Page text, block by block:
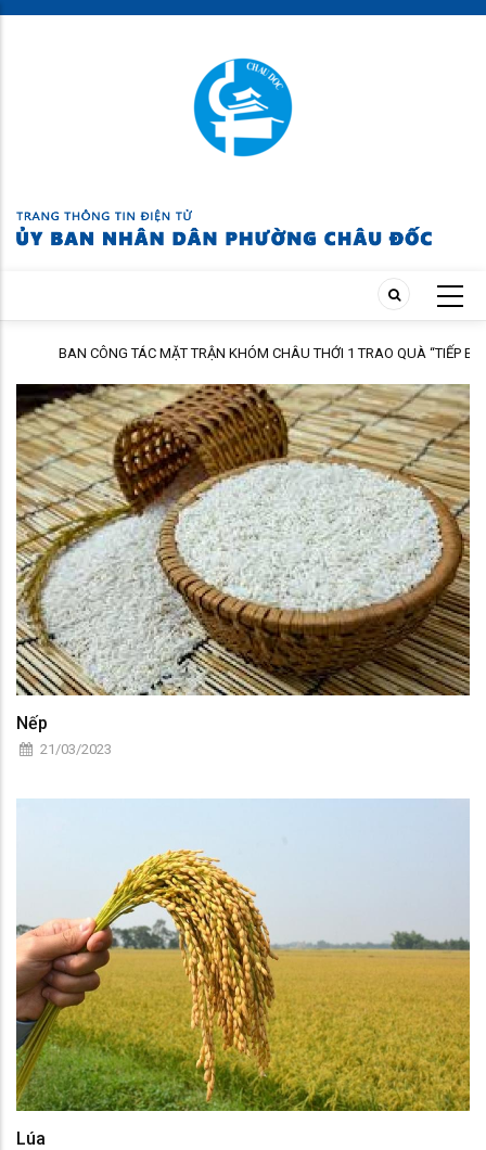
Skip
BAN CÔNG TÁC MẶT TRẬN KHÓM CHÂU THỚI 1 TRAO QUÀ “TIẾP BƯỚC
ĐẾN TRƯỜNG” NĂM HỌC 2026 – 2027
Nếp
21/03/2023
Lúa